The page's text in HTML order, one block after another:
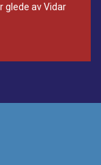
glede av Vidar